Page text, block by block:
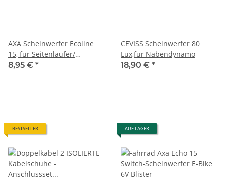
AXA Scheinwerfer Ecoline
15, für Seitenläufer/
Nabendynamo, schwarz,
8,95 € *
CEVISS Scheinwerfer 80
Lux,für Nabendynamo
18,90 € *
BESTSELLER AUF LAGER